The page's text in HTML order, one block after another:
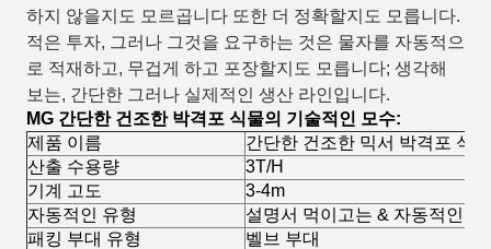
하지 않을지도 모르곱니다 또한 더 정확할지도 모릅니다.
적은 투자, 그러나 그것을 요구하는 것은 물자를 자동적으
로 적재하고, 무겁게 하고 포장할지도 모릅니다; 생각해
보는, 간단한 그러나 실제적인 생산 라인입니다.
MG 간단한 건조한 박격포 식물의 기술적인 모수:
제품 이름
간단한 건조한 믹서 박격포 식물
산출 수용량
3T/H
기계 고도
3-4m
자동적인 유형
설명서 먹이고는 & 자동적인 패
패킹 부대 유형
벨브 부대